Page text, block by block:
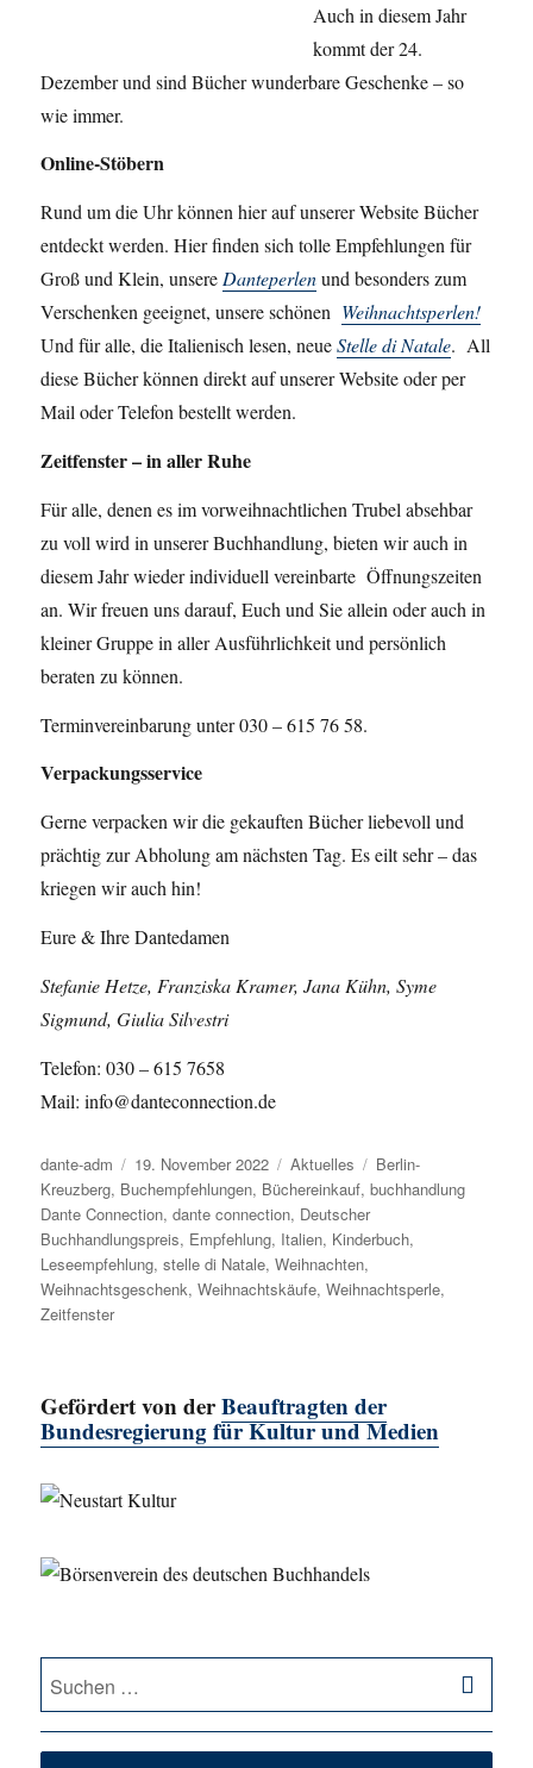
Auch in diesem Jahr
kommt der 24.
Dezember und sind Bücher wunderbare Geschenke – so
wie immer.
Online-Stöbern
Rund um die Uhr können hier auf unserer Website Bücher
entdeckt werden. Hier finden sich tolle Empfehlungen für
Groß und Klein, unsere Danteperlenund besonders zum
Verschenken geeignet, unsere schönen Weihnachtsperlen!
Und für alle, die Italienisch lesen, neueStelle di Natale. All
diese Bücher können direkt auf unserer Website oder per
Mail oder Telefon bestellt werden.
Zeitfenster – in aller Ruhe
Für alle, denen es im vorweihnachtlichen Trubel absehbar
zu voll wird in unserer Buchhandlung, bieten wir auch in
diesem Jahr wieder individuell vereinbarte Öffnungszeiten
an. Wir freuen uns darauf, Euch und Sie allein oder auch in
kleiner Gruppe in aller Ausführlichkeit und persönlich
beraten zu können.
Terminvereinbarung unter 030 – 615 76 58.
Verpackungsservice
Gerne verpacken wir die gekauften Bücher liebevoll und
prächtig zur Abholung am nächsten Tag. Es eilt sehr – das
kriegen wir auch hin!
Eure & Ihre Dantedamen
Stefanie Hetze, Franziska Kramer, Jana Kühn, Syme
Sigmund, Giulia Silvestri
Telefon: 030 – 615 7658
Mail: info@danteconnection.de
Autor
dante-adm
Veröffentlicht
am
19. November 2022 Kategorien
Aktuelles Schlagwörter
Berlin-
Kreuzberg, Buchempfehlungen, Büchereinkauf,buchhandlung
Dante Connection,dante connection, Deutscher
Buchhandlungspreis, Empfehlung, Italien, Kinderbuch,
Leseempfehlung,stelle di Natale,Weihnachten,
Weihnachtsgeschenk,Weihnachtskäufe,Weihnachtsperle,
Zeitfenster
Gefördert von derBeauftragten der
Bundesregierung für Kultur und Medien
Suche
nach: